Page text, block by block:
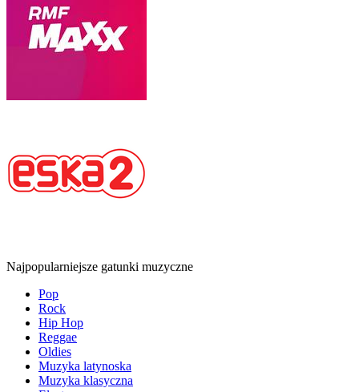
Najpopularniejsze gatunki muzyczne
Pop
Rock
Hip Hop
Reggae
Oldies
Muzyka latynoska
Muzyka klasyczna